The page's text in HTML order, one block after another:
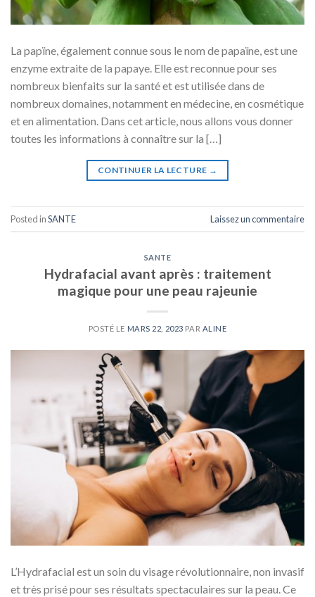
La papïne, également connue sous le nom de papaïne, est une
enzyme extraite de la papaye. Elle est reconnue pour ses
nombreux bienfaits sur la santé et est utilisée dans de
nombreux domaines, notamment en médecine, en cosmétique
et en alimentation. Dans cet article, nous allons vous donner
toutes les informations à connaître sur la […]
CONTINUER LA LECTURE →
Posted inSANTE Laissez un commentaire
SANTE
Hydrafacial avant après : traitement
magique pour une peau rajeunie
POSTÉ LE MARS 22, 2023 PAR ALINE
L’Hydrafacial est un soin du visage révolutionnaire, non invasif
et très prisé pour ses résultats spectaculaires sur la peau. Ce